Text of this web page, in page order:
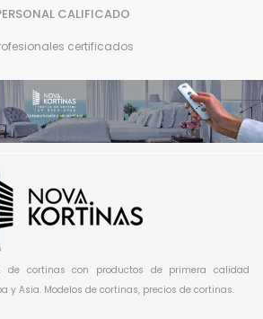
CALIFICADO
certificados
de cortinas con productos de primera calidad
y Asia. Modelos de cortinas, precios de cortinas.